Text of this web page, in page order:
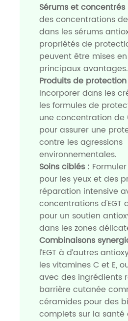
Sérums et concentrés
des concentrations de
dans les sérums
propriétés de
peuvent être mises
principaux avantages.
Produits de
Incorporer dans les
les formules de
une concentration de
pour assurer une
contre les agressions
environnementales.
Soins ciblés :
pour les yeux et des
réparation intensive
concentrations d'EGT
pour un soutien
dans les zones
Combinaisons
l’EGT à d’autres
les vitamines C et E,
avec des ingrédients
barrière cutanée
céramides pour des
complets sur la santé